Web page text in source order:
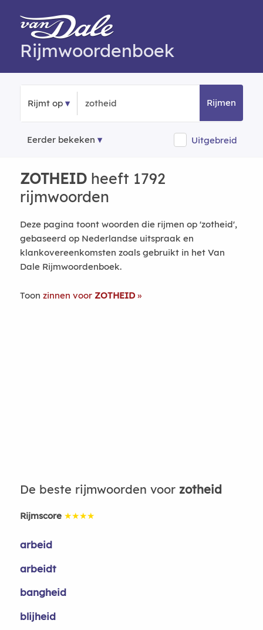
Rijmwoordenboek
Rijmt op Rijmen
Eerder bekeken Uitgebreid
ZOTHEIDheeft 1792
rijmwoorden
Deze pagina toont woorden die rijmen op 'zotheid',
gebaseerd op Nederlandse uitspraak en
klankovereenkomsten zoals gebruikt in het Van
Dale Rijmwoordenboek.
Toon zinnen voor ZOTHEID
De beste rijmwoorden voor zotheid
Rijmscore ★★★★
arbeid
arbeidt
bangheid
blijheid